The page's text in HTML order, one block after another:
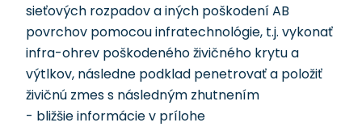
sieťových rozpadov a iných poškodení AB
povrchov pomocou infratechnológie, t.j. vykonať
infra-ohrev poškodeného živičného krytu a
výtlkov, následne podklad penetrovať a položiť
živičnú zmes s následným zhutnením
- bližšie informácie v prílohe